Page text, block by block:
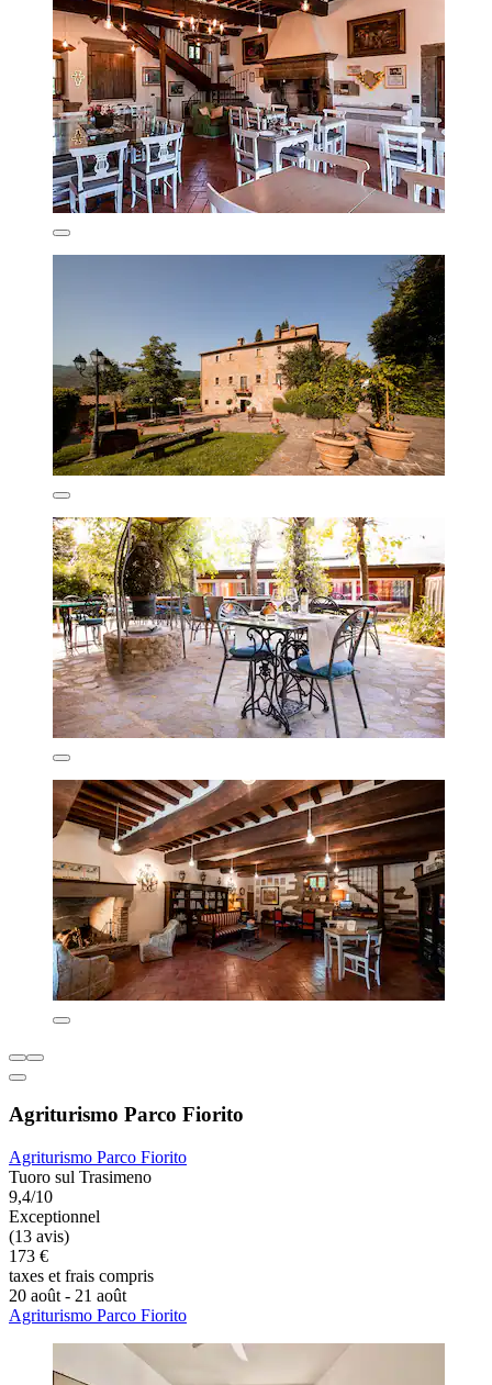
Agriturismo Parco Fiorito
Agriturismo Parco Fiorito
Tuoro sul Trasimeno
9,4/10
Exceptionnel
(13 avis)
173 €
taxes et frais compris
20 août - 21 août
Agriturismo Parco Fiorito